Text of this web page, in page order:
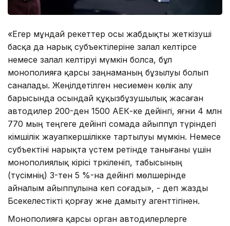
«Егер мұндай әрекеттер осы жабдықты жеткізуші
басқа да нарық субъектілеріне залал келтірсе
немесе залал келтіруі мүмкін болса, бұл
монополияға қарсы заңнаманың бұзылуы болып
саналады. Жеңілдетілген несиемен көлік алу
барысында осындай құқызбұзушылық жасаған
автодилер 200-ден 1500 АЕК-ке дейінгі, яғни 4 млн
770 мың теңгеге дейінгі сомада айыппұл түріндегі
әкімшілік жауапкершілікке тартылуы мүмкін. Немесе
субъектіні нарықта үстем ретінде танығаны үшін
монополиялық кірісі тәркіленіп, табысының
(түсімнің) 3-тен 5 %-на дейінгі мөлшерінде
айналым айыппұлына әкеп соғады», - деп жазды
Бәсекелестікті қорғау және дамыту агенттігінен.
Монополияға қарсы орган автодилерлерге